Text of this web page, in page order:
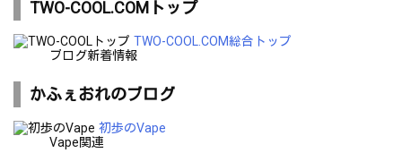
TWO-COOL.COMトップ
TWO-COOL.COM総合トップ
ブログ新着情報
かふぇおれのブログ
初歩のVape
Vape関連